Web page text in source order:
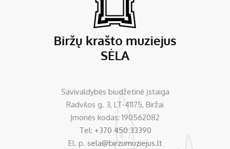
Savivaldybės biudžetinė įstaiga
Radvilos g. 3, LT-41175, Biržai
Įmonės kodas: 190562082
Tel: +370 450 33390
El. p. sela@birzumuziejus.lt